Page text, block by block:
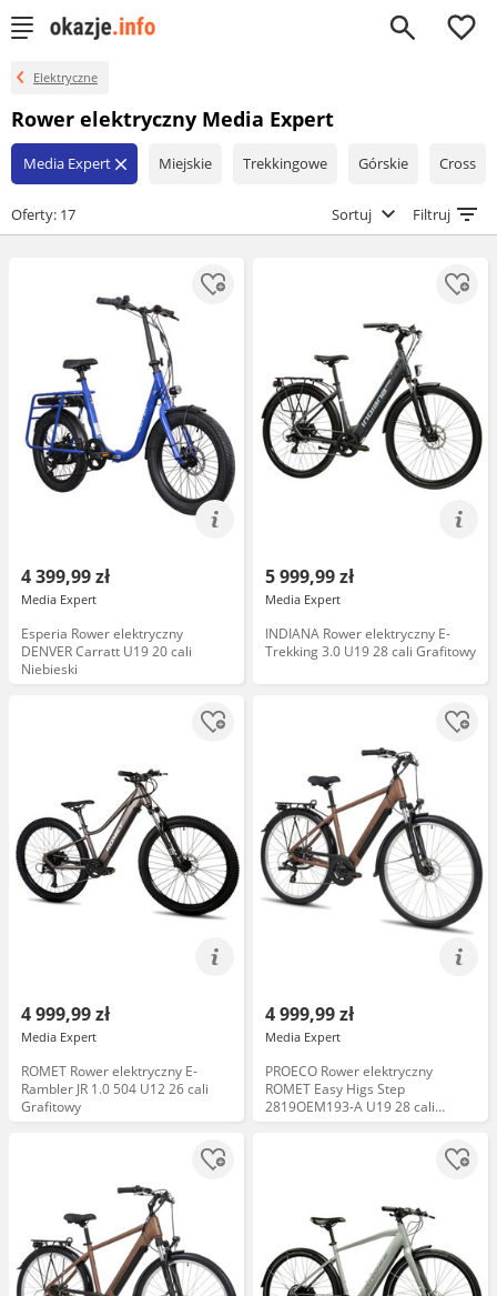
0
Elektryczne
Rower elektryczny Media Expert
Media Expert close Miejskie Trekkingowe Górskie Cross
Oferty: 17 Sortuj Filtruj
4 399,99 zł
Media Expert
Esperia Rower elektryczny
DENVER Carratt U19 20 cali
Niebieski
5 999,99 zł
Media Expert
INDIANA Rower elektryczny E-
Trekking 3.0 U19 28 cali Grafitowy
4 999,99 zł
Media Expert
ROMET Rower elektryczny E-
Rambler JR 1.0 504 U12 26 cali
Grafitowy
4 999,99 zł
Media Expert
PROECO Rower elektryczny
ROMET Easy Higs Step
2819OEM193-A U19 28 cali
Brązowy